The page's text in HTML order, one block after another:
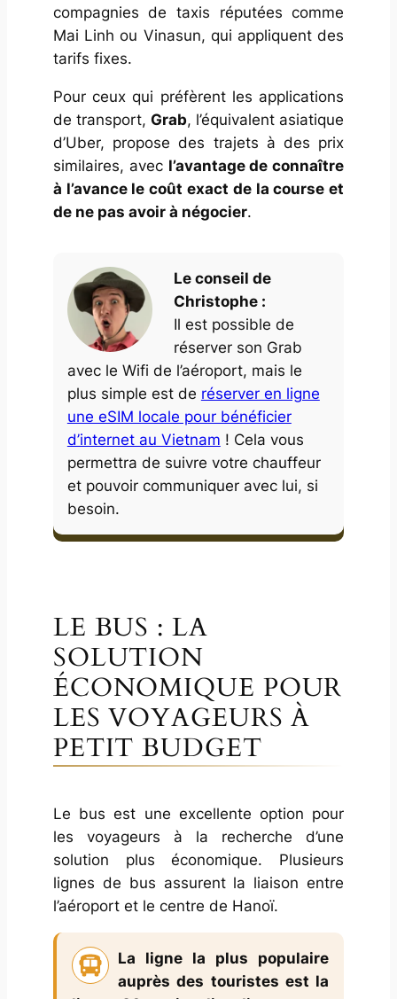
compagnies de taxis réputées comme
Mai Linh ou Vinasun, qui appliquent des
tarifs fixes.
Pour ceux qui préfèrent les applications
de transport, Grab, l’équivalent asiatique
d’Uber, propose des trajets à des prix
similaires, avec l’avantage de connaître
à l’avance le coût exact de la course et
de ne pas avoir à négocier.
Le conseil de
Christophe :
Il est possible de
réserver son Grab
avec le Wifi de l’aéroport, mais le
plus simple est de réserver en ligne
une eSIM locale pour bénéficier
d’internet au Vietnam ! Cela vous
permettra de suivre votre chauffeur
et pouvoir communiquer avec lui, si
besoin.
LE BUS : LA
SOLUTION
ÉCONOMIQUE POUR
LES VOYAGEURS À
PETIT BUDGET
Le bus est une excellente option pour
les voyageurs à la recherche d’une
solution plus économique. Plusieurs
lignes de bus assurent la liaison entre
l’aéroport et le centre de Hanoï.
La ligne la plus populaire
auprès des touristes est la